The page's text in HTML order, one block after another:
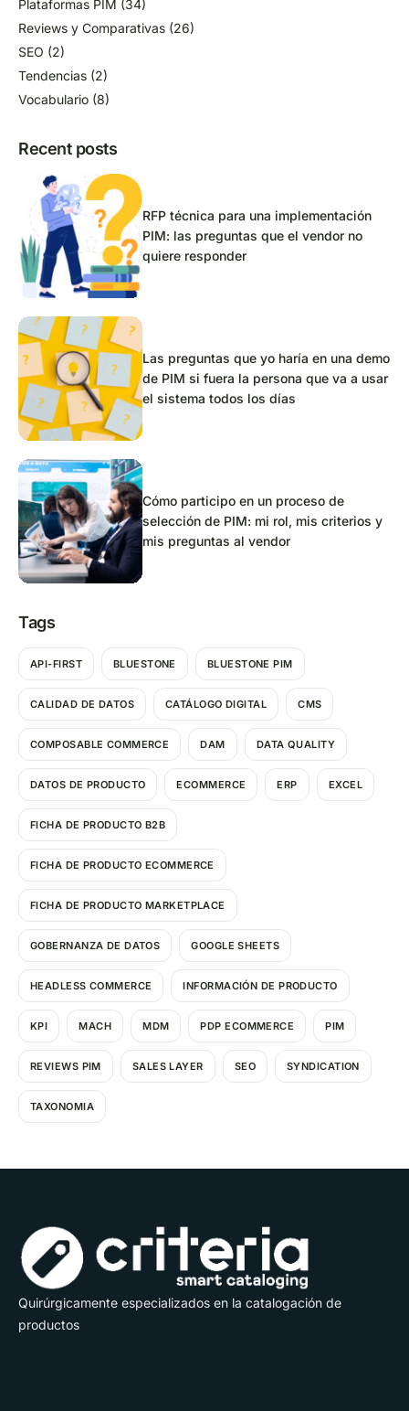
Plataformas PIM (34)
Reviews y Comparativas (26)
SEO (2)
Tendencias (2)
Vocabulario (8)
Recent posts
RFP técnica para una implementación
PIM: las preguntas que el vendor no
quiere responder
Las preguntas que yo haría en una demo
de PIM si fuera la persona que va a usar
el sistema todos los días
Cómo participo en un proceso de
selección de PIM: mi rol, mis criterios y
mis preguntas al vendor
Tags
API-FIRST BLUESTONE BLUESTONE PIM
CALIDAD DE DATOS CATÁLOGO DIGITAL CMS
COMPOSABLE COMMERCE DAM DATA QUALITY
DATOS DE PRODUCTO ECOMMERCE ERP EXCEL
FICHA DE PRODUCTO B2B
FICHA DE PRODUCTO ECOMMERCE
FICHA DE PRODUCTO MARKETPLACE
GOBERNANZA DE DATOS GOOGLE SHEETS
HEADLESS COMMERCE INFORMACIÓN DE PRODUCTO
KPI MACH MDM PDP ECOMMERCE PIM
REVIEWS PIM SALES LAYER SEO SYNDICATION
TAXONOMIA
Quirúrgicamente especializados en la catalogación de
productos